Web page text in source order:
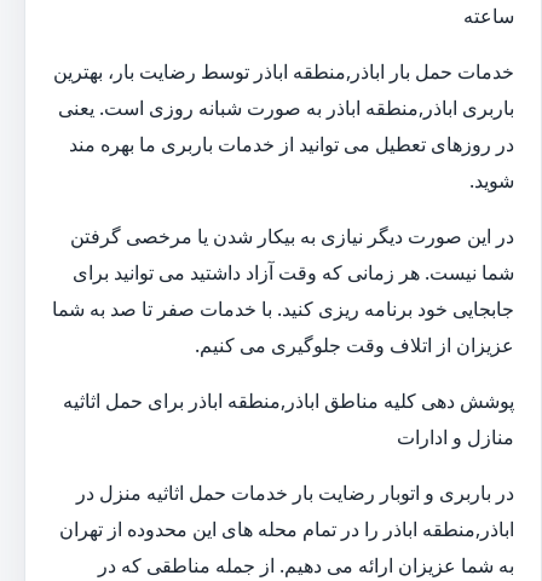
ساعته
خدمات حمل بار اباذر,منطقه اباذر توسط رضایت بار، بهترین
باربری اباذر,منطقه اباذر به صورت شبانه روزی است. یعنی
در روزهای تعطیل می توانید از خدمات باربری ما بهره مند
شوید.
در این صورت دیگر نیازی به بیکار شدن یا مرخصی گرفتن
شما نیست. هر زمانی که وقت آزاد داشتید می توانید برای
جابجایی خود برنامه ریزی کنید. با خدمات صفر تا صد به شما
عزیزان از اتلاف وقت جلوگیری می کنیم.
پوشش دهی کلیه مناطق اباذر,منطقه اباذر برای حمل اثاثیه
منازل و ادارات
در باربری و اتوبار رضایت بار خدمات حمل اثاثیه منزل در
اباذر,منطقه اباذر را در تمام محله های این محدوده از تهران
به شما عزیزان ارائه می دهیم. از جمله مناطقی که در